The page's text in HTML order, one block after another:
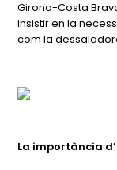
Girona-Costa
insistir en la
com la
La importància